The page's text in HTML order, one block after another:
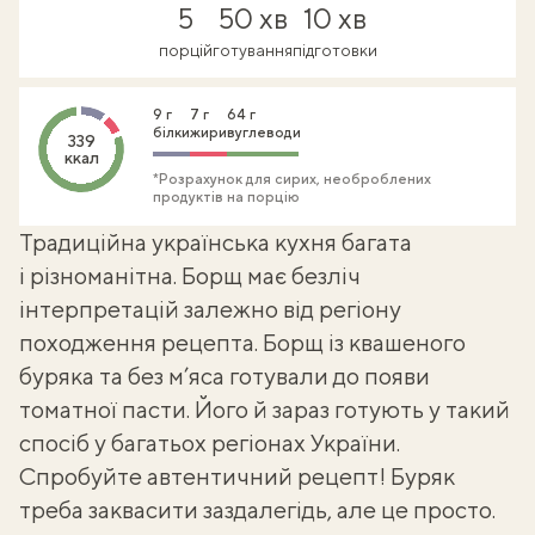
5
порцій
50 хв
готування
10 хв
підготовки
339
ккал
9 г
білки
7 г
жири
64 г
вуглеводи
*Розрахунок для сирих, необроблених
продуктів на порцію
Традиційна українська кухня багата
і різноманітна. Борщ має безліч
інтерпретацій залежно від регіону
походження рецепта. Борщ із квашеного
буряка та без м’яса готували до появи
томатної пасти. Його й зараз готують у такий
спосіб у багатьох регіонах України.
Спробуйте автентичний рецепт! Буряк
треба заквасити заздалегідь, але це просто.